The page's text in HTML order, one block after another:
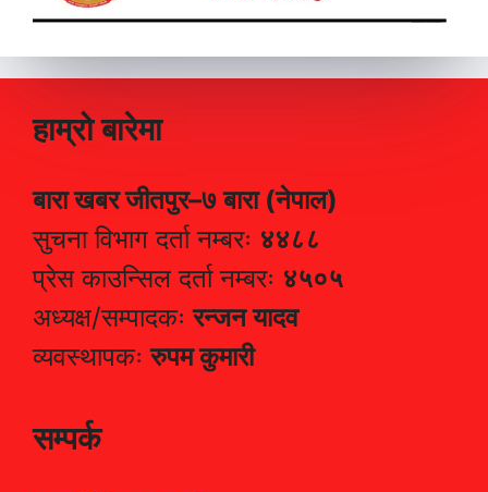
हाम्रो बारेमा
बारा खबर जीतपुर–७ बारा (नेपाल)
सुचना विभाग दर्ता नम्बरः ४४८८
प्रेस काउन्सिल दर्ता नम्बरः ४५०५
अध्यक्ष/सम्पादकःरन्जन यादव
व्यवस्थापकःरुपम कुमारी
सम्पर्क